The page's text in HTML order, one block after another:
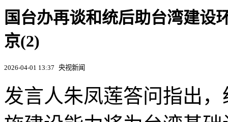
国台办再谈和统后助台湾建设
京(2)
2026-04-01 13:37 央视新闻
发言人朱凤莲答问指出